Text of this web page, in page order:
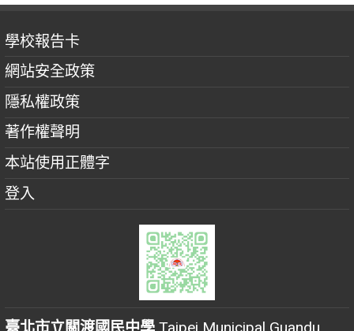
學校報告卡
網站安全政策
隱私權政策
著作權聲明
本站使用正體字
登入